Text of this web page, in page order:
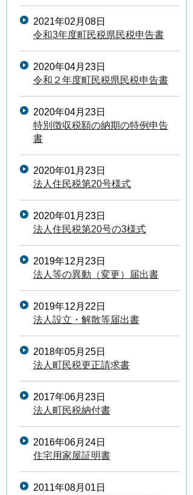
2021年02月08日
令和3年度町民税県民税申告書
2020年04月23日
令和２年度町民税県民税申告書
2020年04月23日
特別徴収税額の納期の特例申告
書
2020年01月23日
法人住民税第20号様式
2020年01月23日
法人住民税第20号の3様式
2019年12月23日
法人等の異動（変更）届出書
2019年12月22日
法人設立・解散等届出書
2018年05月25日
法人町民税更正請求書
2017年06月23日
法人町民税納付書
2016年06月24日
住宅用家屋証明書
2011年08月01日